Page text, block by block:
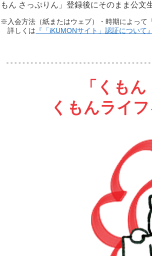
もん さっぷりん」登録後にそのまま公文
※入会方法（紙またはウェブ）・時期によって
詳しくは 『「iKUMONサイト」認証について』
「くも
くもんライ